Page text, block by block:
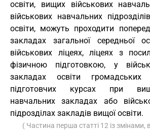
освіти, вищих військових
військових навчальних
освіти, можуть проходити
закладах загальної середньої
військових ліцеях, ліцеях з
фізичною підготовкою, у
закладах освіти громадських
підготовчих курсах при
навчальних закладах або
підрозділах закладів вищої освіти.
( Частина перша статті 12 із змінами,